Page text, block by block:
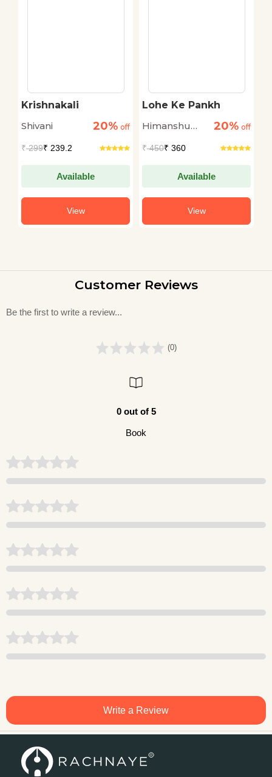
Krishnakali
Shivani
20% off
₹299₹ 239.2
Available
View
Lohe Ke Pankh
Himanshu
20% off
₹450₹ 360
Available
View
Customer Reviews
Be the first to write a review...
(0)
0 out of 5
Book
Write a Review